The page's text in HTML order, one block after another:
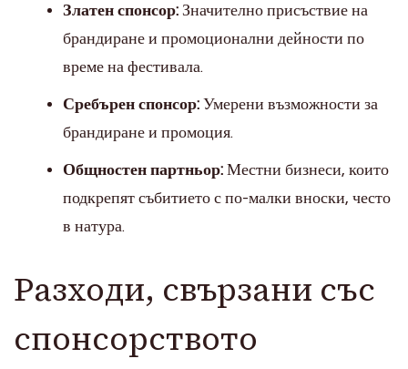
Златен спонсор: Значително присъствие на
брандиране и промоционални дейности по
време на фестивала.
Сребърен спонсор: Умерени възможности за
брандиране и промоция.
Общностен партньор: Местни бизнеси, които
подкрепят събитието с по-малки вноски, често
в натура.
Разходи, свързани със
спонсорството